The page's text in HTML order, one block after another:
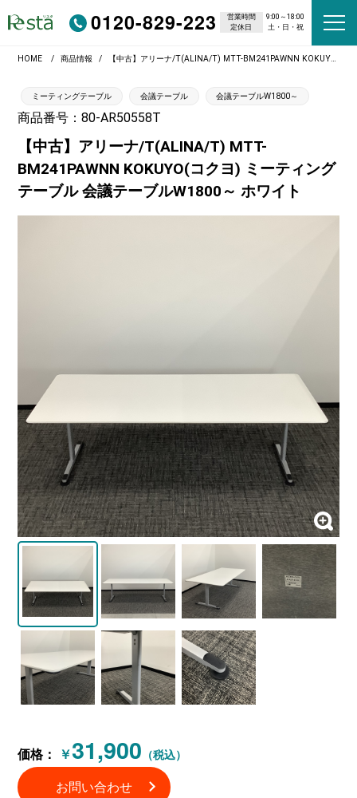
0120-829-223 営業時間
9:00～18:00
定休日
土・日・祝
HOME 商品情報 【中古】アリーナ/T(ALINA/T) MTT-BM241PAWNN KOKUYO(コクヨ) ミーティングテーブル 会議テーブルW1800～ ホワイト
ミーティングテーブル 会議テーブル 会議テーブルW1800～
商品番号：80-AR50558T
【中古】アリーナ/T(ALINA/T) MTT-
BM241PAWNN KOKUYO(コクヨ) ミーティング
テーブル 会議テーブルW1800～ ホワイト
価格： ￥31,900 （税込）
お問い合わせ